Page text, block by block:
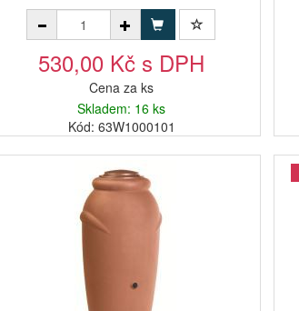
530,00 Kč s DPH
Cena za ks
Skladem: 16 ks
Kód: 63W1000101